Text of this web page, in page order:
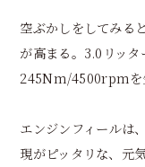
空ぶかしをしてみる
が高まる。3.0リッ
245Nm/4500rpmを
エンジンフィールは
現がピッタリな、元